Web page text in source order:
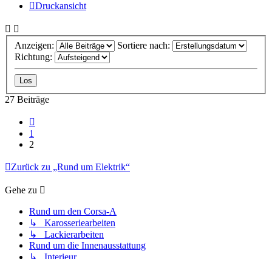
Druckansicht
Anzeigen:
Sortiere nach:
Richtung:
27 Beiträge
1
2
Zurück zu „Rund um Elektrik“
Gehe zu
Rund um den Corsa-A
↳ Karosseriearbeiten
↳ Lackierarbeiten
Rund um die Innenausstattung
↳ Interieur